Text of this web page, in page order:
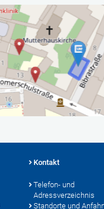
Kontakt
Telefon- und
Adressverzeichnis
Standorte und